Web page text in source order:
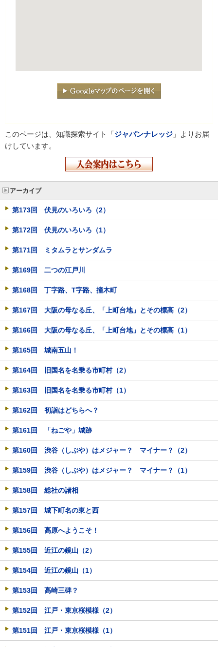
このページは、知識探索サイト「ジャパンナレッジ 」よりお届
けしています。
アーカイブ
第173回 伏見のいろいろ（2）
第172回 伏見のいろいろ（1）
第171回 ミタムラとサンダムラ
第169回 二つの江戸川
第168回 丁字路、T字路、撞木町
第167回 大阪の母なる丘、「上町台地」とその標高（2）
第166回 大阪の母なる丘、「上町台地」とその標高（1）
第165回 城南五山！
第164回 旧国名を名乗る市町村（2）
第163回 旧国名を名乗る市町村（1）
第162回 初詣はどちらへ？
第161回 「ねごや」城跡
第160回 渋谷（しぶや）はメジャー？ マイナー？（2）
第159回 渋谷（しぶや）はメジャー？ マイナー？（1）
第158回 総社の諸相
第157回 城下町名の東と西
第156回 高原へようこそ！
第155回 近江の鏡山（2）
第154回 近江の鏡山（1）
第153回 高崎三碑？
第152回 江戸・東京桜模様（2）
第151回 江戸・東京桜模様（1）